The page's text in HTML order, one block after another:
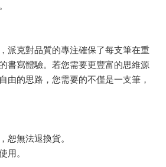
派克對品質的專注確保了每支筆在重
書寫體驗。若您需要更豐富的思維源
由的思路，您需要的不僅是一支筆，
恕無法退換貨。
用。